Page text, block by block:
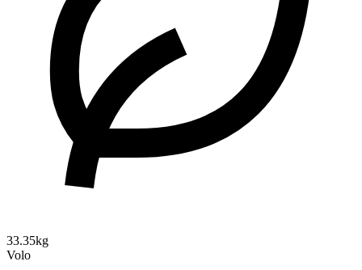
33.35kg
Volo